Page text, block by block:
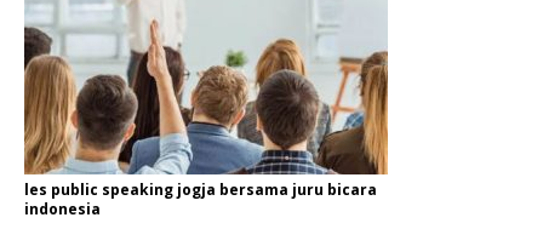
les public speaking jogja bersama juru bicara
indonesia